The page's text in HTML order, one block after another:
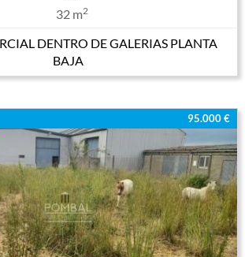
32 m2
DENTRO DE GALERIAS PLANTA
BAJA
95.000 €